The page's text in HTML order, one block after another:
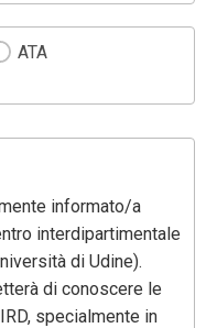
ATA
informato/a
interdipartimentale
di Udine).
di conoscere le
specialmente in